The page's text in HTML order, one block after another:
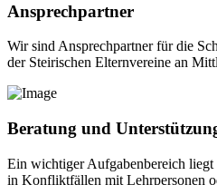
Ansprechpartner
Wir sind Ansprechpartner für die
der Steirischen Elternvereine an
Beratung und
Ein wichtiger Aufgabenbereich liegt
in Konfliktfällen mit Lehrpersonen